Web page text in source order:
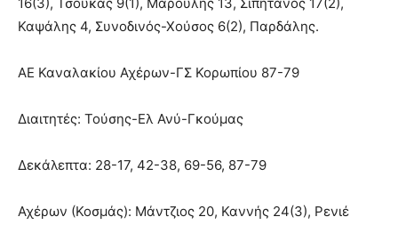
Καψάλης 4, Συνοδινός-Χούσος 6(2), Παρδάλης.
ΑΕ Καναλακίου Αχέρων-ΓΣ Κορωπίου 87-79
Διαιτητές: Τούσης-Ελ Ανύ-Γκούμας
Δεκάλεπτα: 28-17, 42-38, 69-56, 87-79
Αχέρων (Κοσμάς): Μάντζιος 20, Καννής 24(3), Ρενιέ